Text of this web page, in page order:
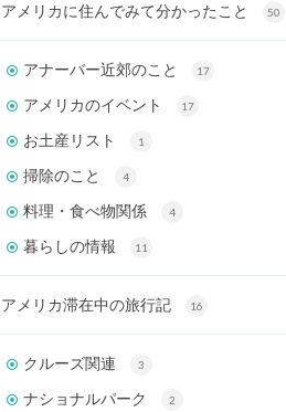
アメリカに住んでみて分かったこと 50
アナーバー近郊のこと 17
アメリカのイベント 17
お土産リスト 1
掃除のこと 4
料理・食べ物関係 4
暮らしの情報 11
アメリカ滞在中の旅行記 16
クルーズ関連 3
ナショナルパーク 2